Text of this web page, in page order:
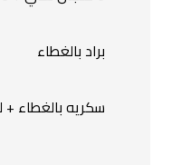
براد بالغطاء
سكريه بالغطاء +